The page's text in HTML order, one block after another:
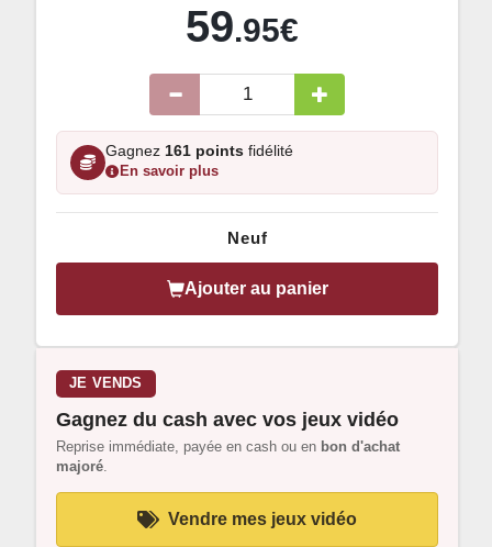
59.95€
Gagnez 161 points fidélité
En savoir plus
Neuf
Ajouter au panier
JE VENDS
Gagnez du cash avec vos jeux vidéo
Reprise immédiate, payée en cash ou en bon d'achat
majoré
Vendre mes jeux vidéo